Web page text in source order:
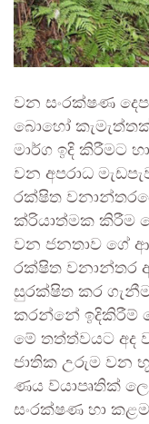
වන සංරක්ෂණ
බොහෝ
මාර්ග ඉදි කිරීමට
වන අපරාධ
රක්ෂිත
ක්රියාත්මක කිරීම
වන ජනතාව ගේ
රක්ෂිත වනාන්තර
සුරක්ෂිත කර
කරන්නේ ඉදිකිරීම්
මේ තත්ත්වයට අද
ජාතික උරුම වන
ණය ව්යාපෘතික්
සංරක්ෂණ හා